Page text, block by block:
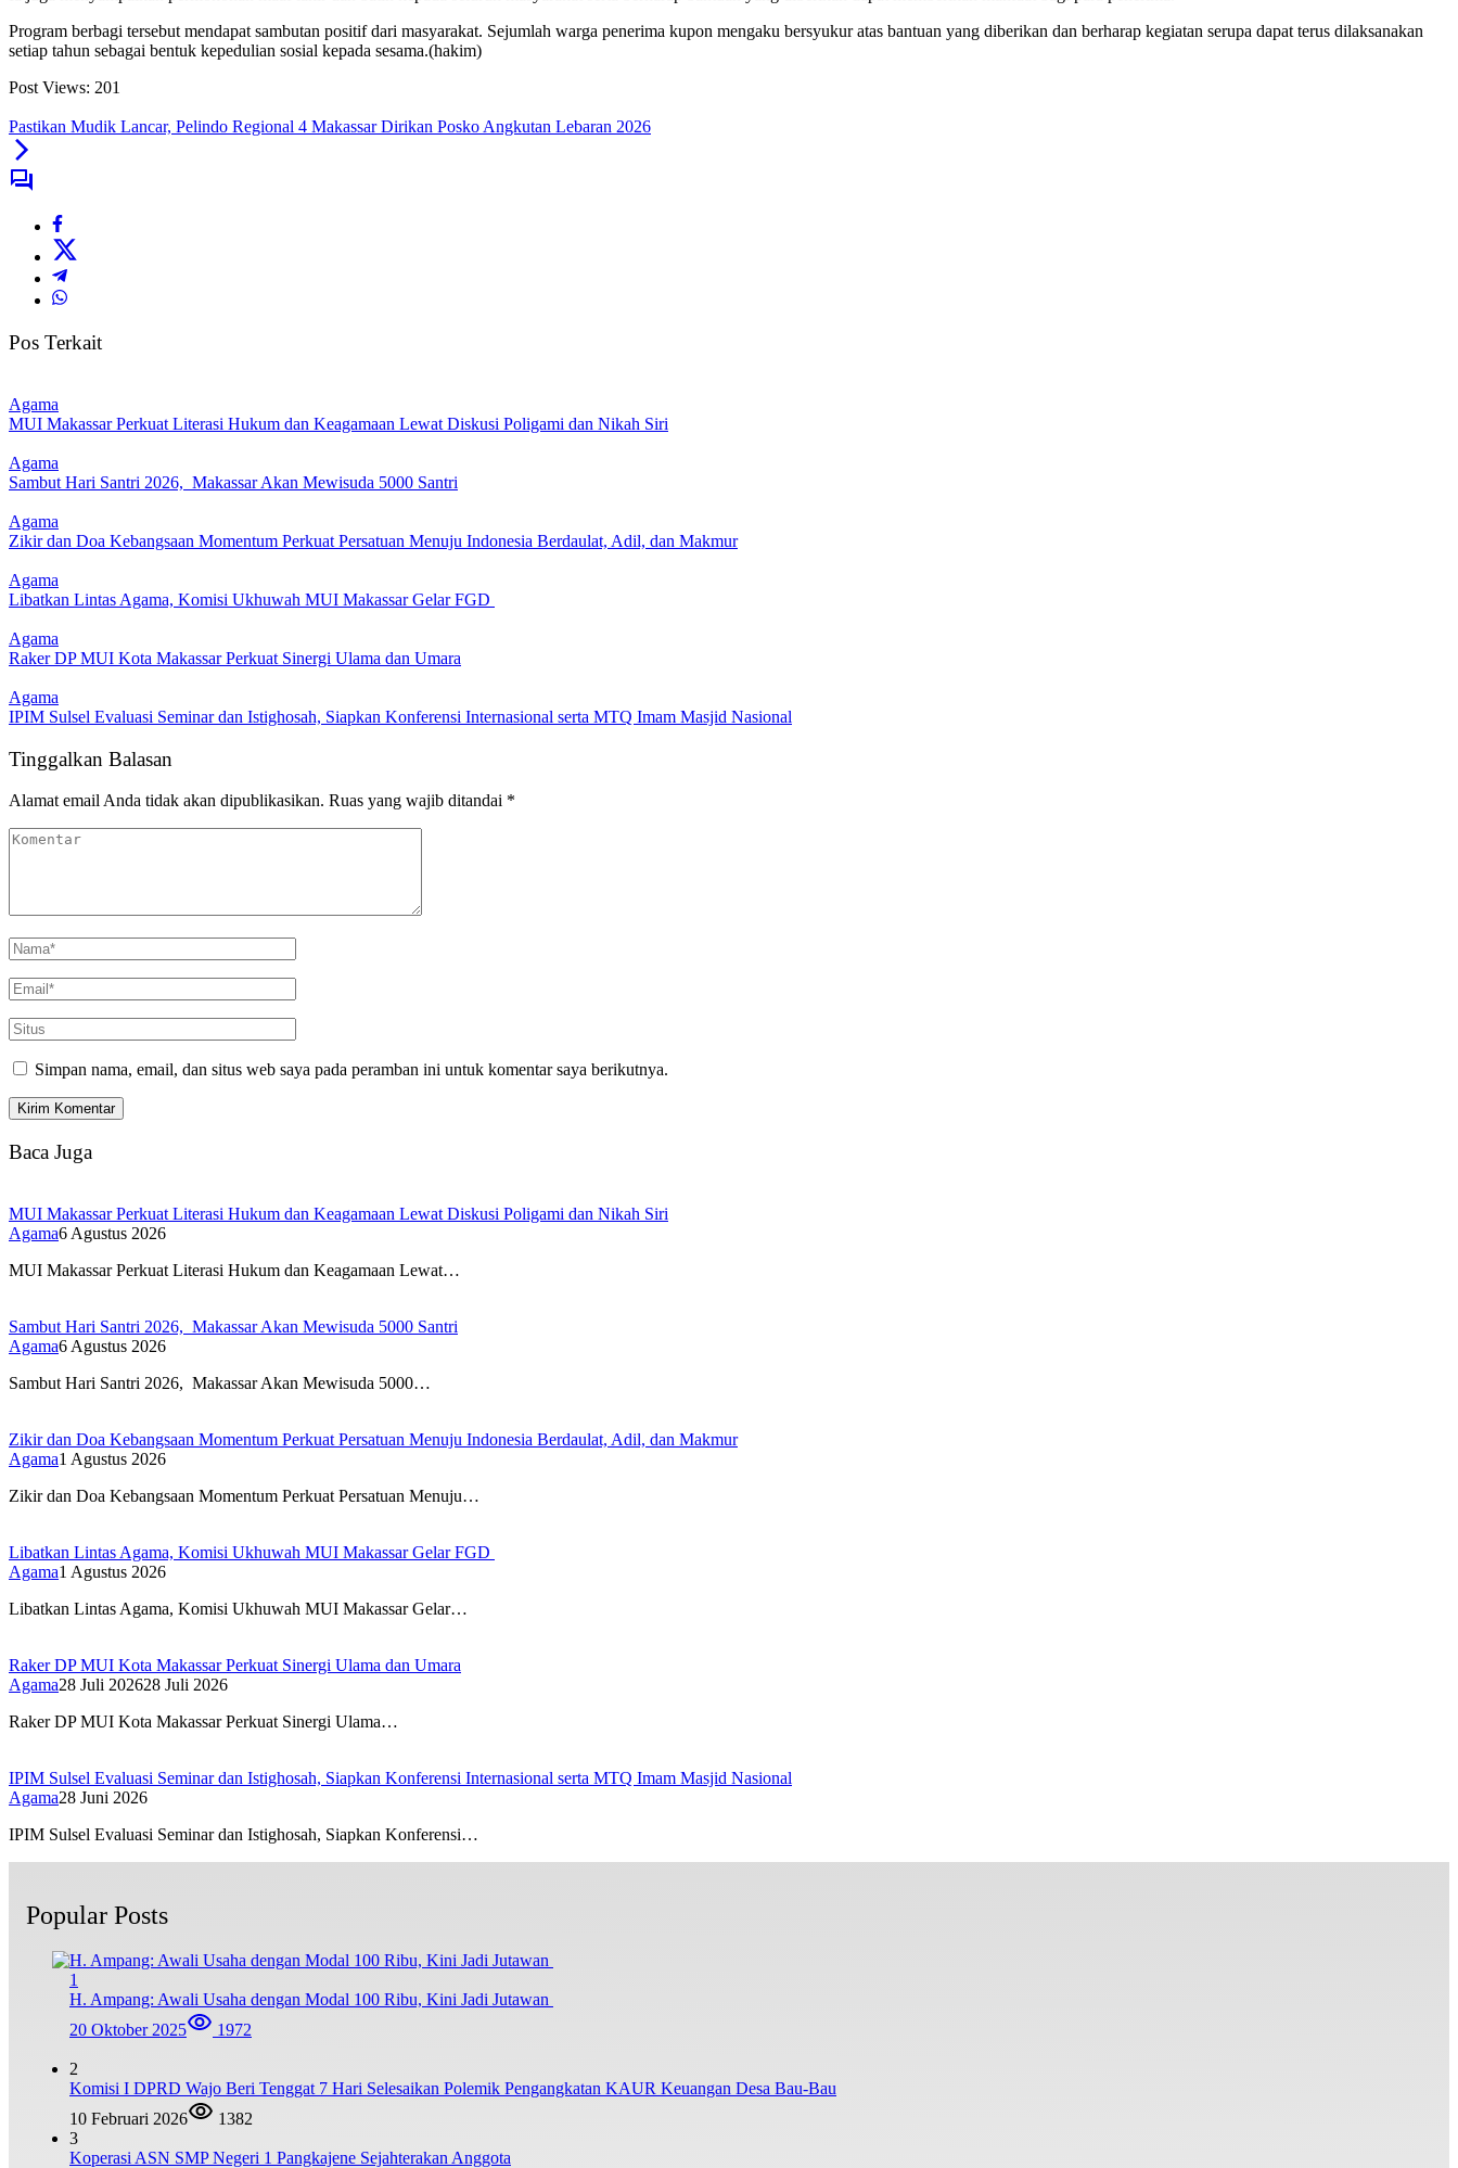
Program berbagi tersebut mendapat sambutan positif dari masyarakat. Sejumlah warga penerima kupon mengaku bersyukur atas bantuan yang diberikan dan berharap kegiatan serupa dapat terus dilaksanakan
setiap tahun sebagai bentuk kepedulian sosial kepada sesama.(hakim)
Post Views: 201
Pastikan Mudik Lancar, Pelindo Regional 4 Makassar Dirikan Posko Angkutan Lebaran 2026
Pos Terkait
Agama
MUI Makassar Perkuat Literasi Hukum dan Keagamaan Lewat Diskusi Poligami dan Nikah Siri
Agama
Sambut Hari Santri 2026, Makassar Akan Mewisuda 5000 Santri
Agama
Zikir dan Doa Kebangsaan Momentum Perkuat Persatuan Menuju Indonesia Berdaulat, Adil, dan Makmur
Agama
Libatkan Lintas Agama, Komisi Ukhuwah MUI Makassar Gelar FGD
Agama
Raker DP MUI Kota Makassar Perkuat Sinergi Ulama dan Umara
Agama
IPIM Sulsel Evaluasi Seminar dan Istighosah, Siapkan Konferensi Internasional serta MTQ Imam Masjid Nasional
Tinggalkan Balasan
Alamat email Anda tidak akan dipublikasikan. Ruas yang wajib ditandai *
Simpan nama, email, dan situs web saya pada peramban ini untuk komentar saya berikutnya.
Baca Juga
MUI Makassar Perkuat Literasi Hukum dan Keagamaan Lewat Diskusi Poligami dan Nikah Siri
Agama6 Agustus 2026
MUI Makassar Perkuat Literasi Hukum dan Keagamaan Lewat…
Sambut Hari Santri 2026, Makassar Akan Mewisuda 5000 Santri
Agama6 Agustus 2026
Sambut Hari Santri 2026, Makassar Akan Mewisuda 5000…
Zikir dan Doa Kebangsaan Momentum Perkuat Persatuan Menuju Indonesia Berdaulat, Adil, dan Makmur
Agama1 Agustus 2026
Zikir dan Doa Kebangsaan Momentum Perkuat Persatuan Menuju…
Libatkan Lintas Agama, Komisi Ukhuwah MUI Makassar Gelar FGD
Agama1 Agustus 2026
Libatkan Lintas Agama, Komisi Ukhuwah MUI Makassar Gelar…
Raker DP MUI Kota Makassar Perkuat Sinergi Ulama dan Umara
Agama28 Juli 202628 Juli 2026
Raker DP MUI Kota Makassar Perkuat Sinergi Ulama…
IPIM Sulsel Evaluasi Seminar dan Istighosah, Siapkan Konferensi Internasional serta MTQ Imam Masjid Nasional
Agama28 Juni 2026
IPIM Sulsel Evaluasi Seminar dan Istighosah, Siapkan Konferensi…
Popular Posts
1
H. Ampang: Awali Usaha dengan Modal 100 Ribu, Kini Jadi Jutawan
20 Oktober 2025
1972
2
Komisi I DPRD Wajo Beri Tenggat 7 Hari Selesaikan Polemik Pengangkatan KAUR Keuangan Desa Bau-Bau
10 Februari 2026
1382
3
Koperasi ASN SMP Negeri 1 Pangkajene Sejahterakan Anggota